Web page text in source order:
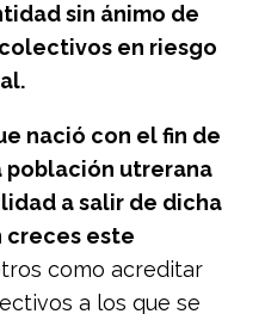
sin ánimo de
en riesgo
nació con el fin de
población utrerana
a salir de dicha
creces este
como acreditar
a los que se